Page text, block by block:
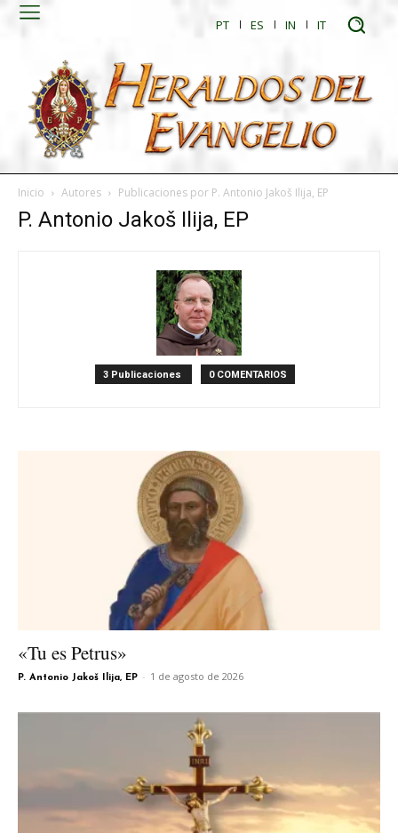
PT ES IN IT
Inicio Autores Publicaciones por P. Antonio Jakoš Ilija, EP
P. Antonio Jakoš Ilija, EP
3 Publicaciones 0 COMENTARIOS
«Tu es Petrus»
P. Antonio Jakoš Ilija, EP - 1 de agosto de 2026